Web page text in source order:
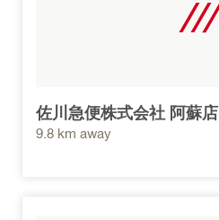
佐川急便株式会社 阿蘇店
9.8 km away